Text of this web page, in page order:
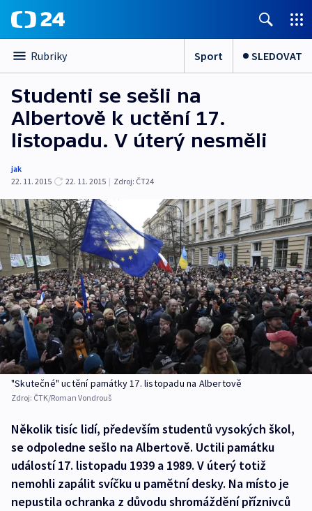
Rubriky Sport SLEDOVAT
Studenti se sešli na
Albertově k uctění 17.
listopadu. V úterý nesměli
jak
22. 11. 2015
22. 11. 2015 | Zdroj: ČT24
"Skutečné" uctění památky 17. listopadu na Albertově
Zdroj: ČTK/Roman Vondrouš
Několik tisíc lidí, především studentů vysokých škol,
se odpoledne sešlo na Albertově. Uctili památku
událostí 17. listopadu 1939 a 1989. V úterý totiž
nemohli zapálit svíčku u pamětní desky. Na místo je
nepustila ochranka z důvodu shromáždění příznivců